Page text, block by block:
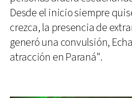
Desde el inicio siempre
crezca, la presencia de
generó una convulsión,
atracción en Paraná".